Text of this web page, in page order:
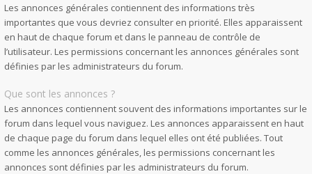
Les annonces générales contiennent des informations très
importantes que vous devriez consulter en priorité. Elles apparaissent
en haut de chaque forum et dans le panneau de contrôle de
l’utilisateur. Les permissions concernant les annonces générales sont
définies par les administrateurs du forum.
Que sont les annonces ?
Les annonces contiennent souvent des informations importantes sur le
forum dans lequel vous naviguez. Les annonces apparaissent en haut
de chaque page du forum dans lequel elles ont été publiées. Tout
comme les annonces générales, les permissions concernant les
annonces sont définies par les administrateurs du forum.